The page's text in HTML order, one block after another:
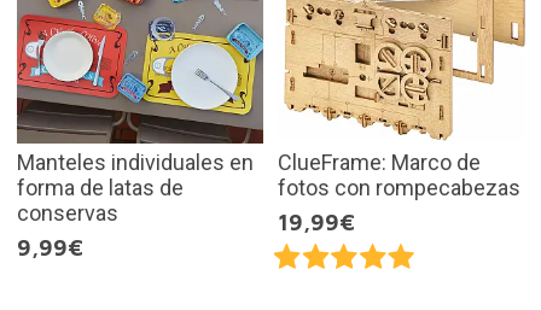
Manteles individuales en
forma de latas de
conservas
9,99€
ClueFrame: Marco de
fotos con rompecabezas
19,99€